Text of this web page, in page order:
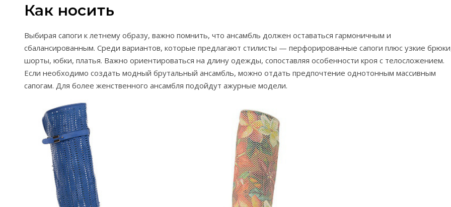
Как носить
Выбирая сапоги к летнему образу, важно помнить, что ансамбль должен оставаться гармоничным и
сбалансированным. Среди вариантов, которые предлагают стилисты — перфорированные сапоги плюс узкие
шорты, юбки, платья. Важно ориентироваться на длину одежды, сопоставляя особенности кроя с телосложением.
Если необходимо создать модный брутальный ансамбль, можно отдать предпочтение однотонным массивным
сапогам. Для более женственного ансамбля подойдут ажурные модели.